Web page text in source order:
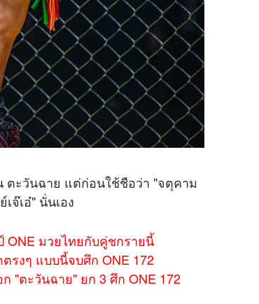
ตะวันฉาย แต่ก่อนใช้ชือว่า "จตุคาม
จ๊เอ๋" นั่นเอง
ONE มวยไทยกับคู่ชกรายนี้
รงๆ แบบนี้จบศึก ONE 172
"ตะวันฉาย" ยก 3 ศึก ONE 172